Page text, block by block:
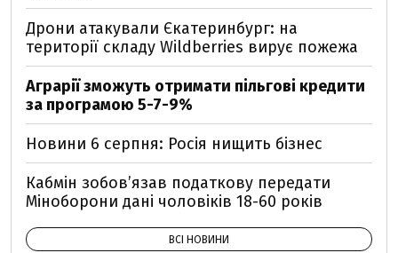
Дрони атакували Єкатеринбург: на
території складу Wildberries вирує пожежа
Аграрії зможуть отримати пільгові кредити
за програмою 5-7-9%
Новини 6 серпня: Росія нищить бізнес
Кабмін зобовʼязав податкову передати
Міноборони дані чоловіків 18-60 років
ВСІ НОВИНИ